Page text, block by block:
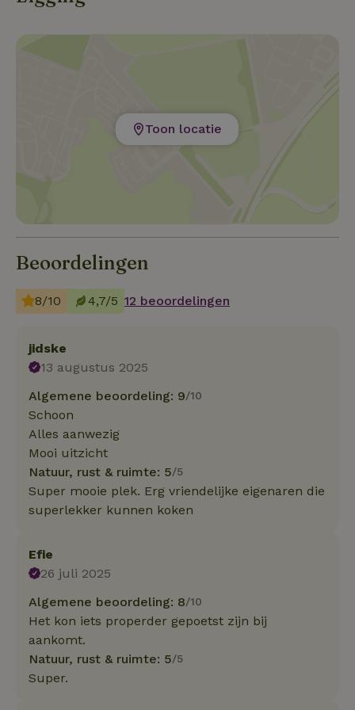
Toon locatie
Beoordelingen
8/10 4,7/5 12 beoordelingen
jidske
13 augustus 2025
Algemene beoordeling: 9/10
Schoon
Alles aanwezig
Mooi uitzicht
Natuur, rust & ruimte: 5/5
Super mooie plek. Erg vriendelijke eigenaren die
superlekker kunnen koken
Efie
26 juli 2025
Algemene beoordeling: 8/10
Het kon iets properder gepoetst zijn bij
aankomt.
Natuur, rust & ruimte: 5/5
Super.